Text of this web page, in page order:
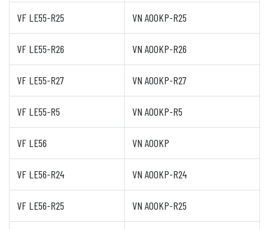
VF LE55-R25 VN A00KP-R25
VF LE55-R26 VN A00KP-R26
VF LE55-R27 VN A00KP-R27
VF LE55-R5 VN A00KP-R5
VF LE56 VN A00KP
VF LE56-R24 VN A00KP-R24
VF LE56-R25 VN A00KP-R25